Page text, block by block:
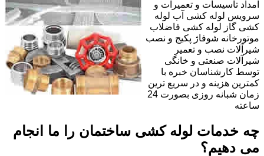
امداد تاسیسات و تعمیرات و
سرویس لوله کشی آب لوله
کشی گاز لوله کشی فاضلاب
موتورخانه شوفاژ پکیج و نصب
شیرآلات نصب و تعمیر
شیرآلات صنعتی و خانگی
توسط کارشناسان خبره با
کمترین هزینه و در سریع ترین
زمان شبانه روزی بصورت 24
ساعته
چه خدمات لوله کشی ساختمان را ما انجام
می دهیم؟